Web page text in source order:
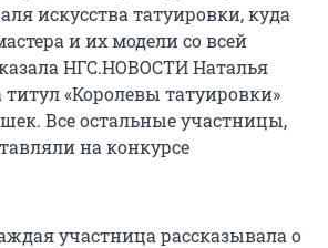
искусства татуировки, куда
и их модели со всей
НГС.НОВОСТИ Наталья
титул «Королевы татуировки»
Все остальные участницы,
на конкурсе
участница рассказывала о